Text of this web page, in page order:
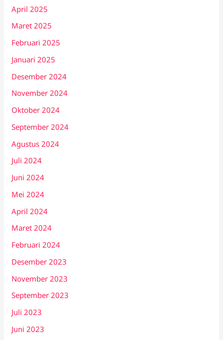
April 2025
Maret 2025
Februari 2025
Januari 2025
Desember 2024
November 2024
Oktober 2024
September 2024
Agustus 2024
Juli 2024
Juni 2024
Mei 2024
April 2024
Maret 2024
Februari 2024
Desember 2023
November 2023
September 2023
Juli 2023
Juni 2023